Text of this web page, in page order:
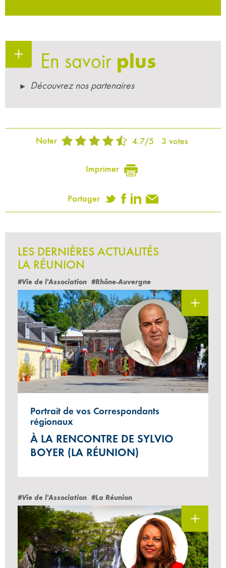
En savoir plus
Découvrez nos partenaires
Noter 4.7/5 3 votes
Imprimer
Partager
LES DERNIÈRES ACTUALITÉS
LA RÉUNION
#Vie de l'Association #Rhône-Auvergne
Portrait de vos Correspondants
régionaux
À LA RENCONTRE DE SYLVIO
BOYER (LA RÉUNION)
#Vie de l'Association #La Réunion